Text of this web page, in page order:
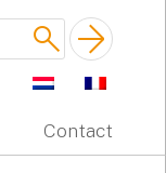
Contact